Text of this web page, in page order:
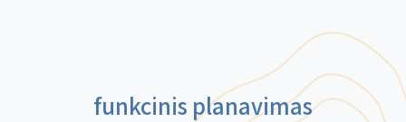
funkcinis planavimas